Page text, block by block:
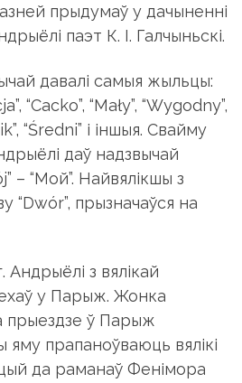
прыдумаў у дачыненні
паэт К. І. Галчыньскі.
давалі самыя жыльцы:
“Cacko”, “Mały”, “Wygodny”,
“Średni” і іншыя. Свайму
даў надзвычай
– “Мой”. Найвялікшы з
“Dwór”, прызначаўся на
Андрыёлі з вялікай
у Парыж. Жонка
прыездзе ў Парыж
яму прапаноўваюць вялікі
да раманаў Фенімора